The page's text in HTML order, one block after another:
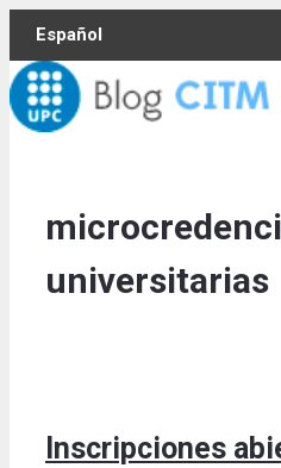
Skip
content
Español
universitarias
Inscripciones